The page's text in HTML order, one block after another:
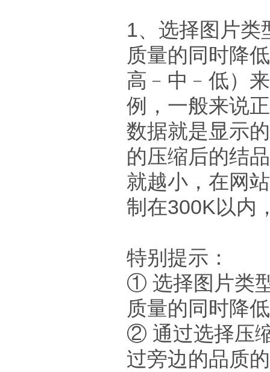
1、选择图片类
质量的同时降
高﹣中﹣低）
例，一般来说
数据就是显示
的压缩后的结
就越小，在网
制在300K以内
特别提示：
① 选择图片类
质量的同时降
② 通过选择压
过旁边的品质